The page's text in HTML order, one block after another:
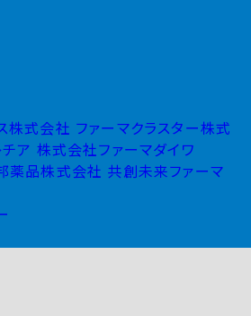
株式会社 ファーマクラスター株式
ア 株式会社ファーマダイワ
薬品株式会社 共創未来ファーマ